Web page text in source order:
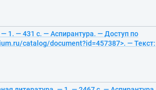
1. — 431 с. — Аспирантура. — Доступ по
catalog/document?id=457387>. — Текст: